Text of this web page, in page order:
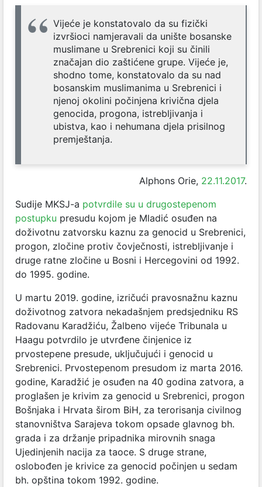
Vijeće je konstatovalo da su fizički
izvršioci namjeravali da unište bosanske
muslimane u Srebrenici koji su činili
značajan dio zaštićene grupe. Vijeće je,
shodno tome, konstatovalo da su nad
bosanskim muslimanima u Srebrenici i
njenoj okolini počinjena krivična djela
genocida, progona, istrebljivanja i
ubistva, kao i nehumana djela prisilnog
premještanja.
Alphons Orie, 22.11.2017.
Sudije MKSJ-a potvrdile su u drugostepenom
postupku presudu kojom je Mladić osuđen na
doživotnu zatvorsku kaznu za genocid u Srebrenici,
progon, zločine protiv čovječnosti, istrebljivanje i
druge ratne zločine u Bosni i Hercegovini od 1992.
do 1995. godine.
U martu 2019. godine, izričući pravosnažnu kaznu
doživotnog zatvora nekadašnjem predsjedniku RS
Radovanu Karadžiću, Žalbeno vijeće Tribunala u
Haagu potvrdilo je utvrđene činjenice iz
prvostepene presude, uključujući i genocid u
Srebrenici. Prvostepenom presudom iz marta 2016.
godine, Karadžić je osuđen na 40 godina zatvora, a
proglašen je krivim za genocid u Srebrenici, progon
Bošnjaka i Hrvata širom BiH, za terorisanja civilnog
stanovništva Sarajeva tokom opsade glavnog bh.
grada i za držanje pripadnika mirovnih snaga
Ujedinjenih nacija za taoce. S druge strane,
oslobođen je krivice za genocid počinjen u sedam
bh. opština tokom 1992. godine.